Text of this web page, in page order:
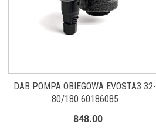
DAB POMPA OBIEGOWA EVOSTA3 32-
80/180 60186085
848.00